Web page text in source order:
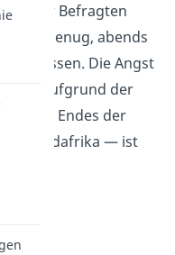
Teil der Befragten
genug, abends
verlassen. Die Angst
aufgrund der
des Endes der
in Südafrika — ist